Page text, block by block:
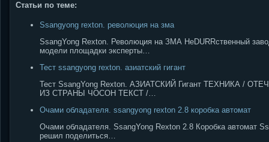
Статьи по теме:
Ssangyong rexton. революция на зма
SsangYong Rexton. Революция на ЗМА НеDURRственный
модели площадки эксперты…
Тест ssangyong rexton. азиатский гигант
Тест SsangYong Rexton. АЗИАТСКИЙ Гигант ТЕХНИКА /
ИЗ СТРАНЫ ЧОСОН ТЕКСТ /…
Очами обладателя. ssangyong rexton 2.8 коробка автомат
Очами обладателя. SsangYong Rexton 2.8 Коробка автомат
решил поделиться…